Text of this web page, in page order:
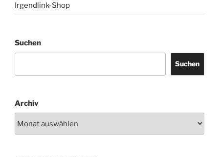
Irgendlink-Shop
Suchen
Suchen
Archiv